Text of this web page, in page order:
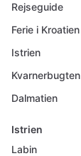
Rejseguide
Ferie i Kroatien
Istrien
Kvarnerbugten
Dalmatien
Istrien
Labin